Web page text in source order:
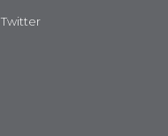
Twitter